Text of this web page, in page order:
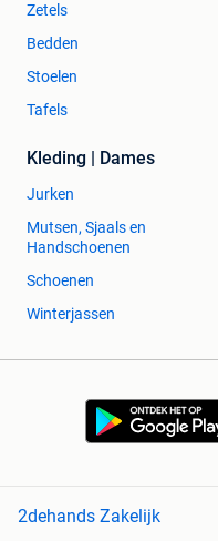
Zetels
Bedden
Stoelen
Tafels
Kleding | Dames
Jurken
Mutsen, Sjaals en
Handschoenen
Schoenen
Winterjassen
2dehands Zakelijk